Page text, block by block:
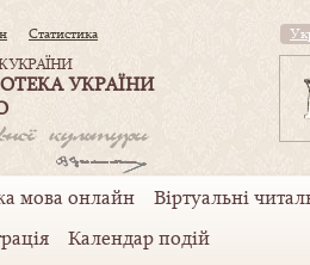
Статистика
УКРАЇНИ
УКРАЇНИ
мова онлайн Віртуальні
Календар подій